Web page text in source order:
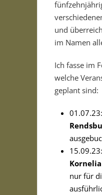
und
im Namen
Ich fasse im
welche
geplant sind:
01.07.23:
nur für